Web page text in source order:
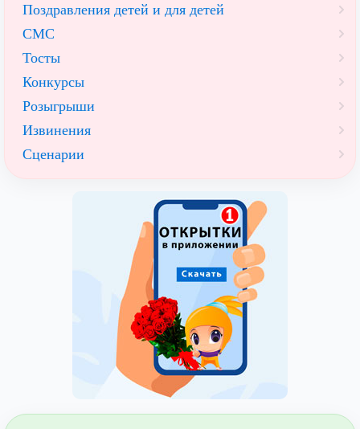
Поздравления детей и для детей
СМС
Тосты
Конкурсы
Розыгрыши
Извинения
Сценарии